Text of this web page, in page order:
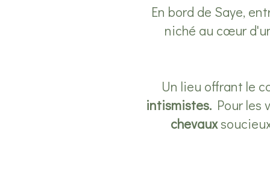
En bord de Saye,
niché au cœur
Un lieu offrant le
intismistes.Pour les
chevaux